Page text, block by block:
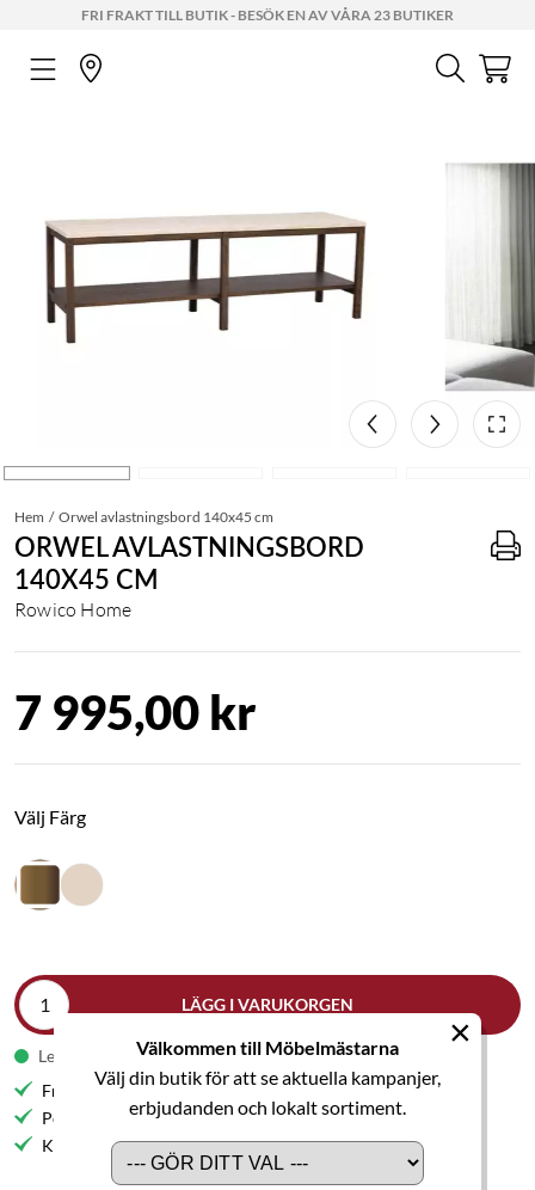
FRI FRAKT TILL BUTIK - BESÖK EN AV VÅRA 23 BUTIKER
Välkommen till Möbelmästarna
Välj din butik för att se aktuella kampanjer,
erbjudanden och lokalt sortiment.
×
Hem Orwel avlastningsbord 140x45 cm
ORWEL AVLASTNINGSBORD
140X45 CM
Rowico Home
7 995,00 kr
Välj Färg
LÄGG I VARUKORGEN
Leveranstid 1-2 veckor
Fri frakt till butik
Personlig service
Kvalitetsmöbler